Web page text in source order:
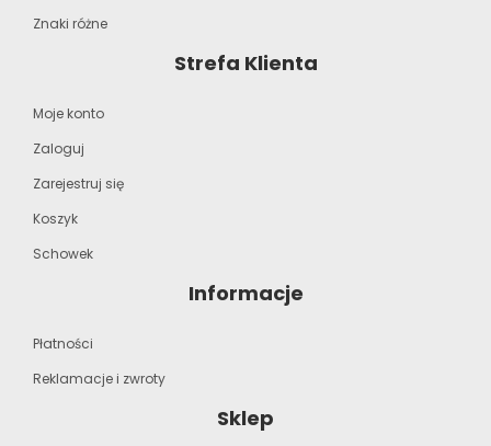
Znaki różne
Strefa Klienta
Moje konto
Zaloguj
Zarejestruj się
Koszyk
Schowek
Informacje
Płatności
Reklamacje i zwroty
Sklep